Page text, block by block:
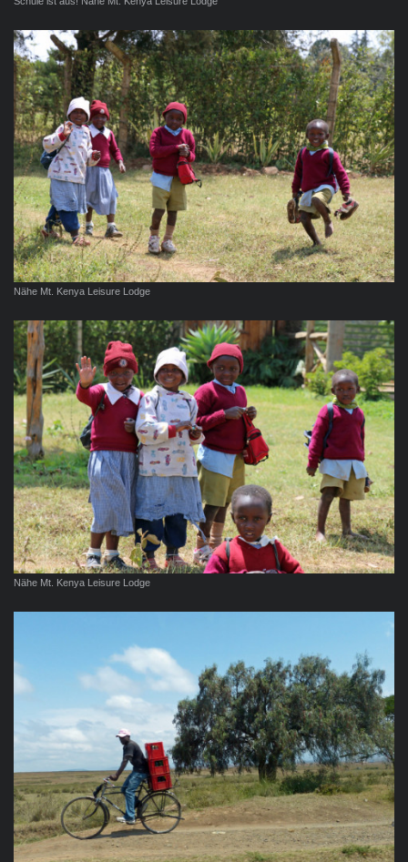
Nähe Mt. Kenya Leisure Lodge
Nähe Mt. Kenya Leisure Lodge